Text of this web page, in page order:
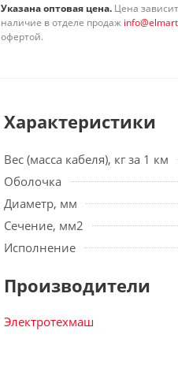
Указана оптовая цена. Цена
наличие в отделе продаж
офертой.
Характеристики
Вес (масса кабеля), кг за 1 км
Оболочка
Диаметр, мм
Сечение, мм2
Исполнение
Производители
Электротехмаш